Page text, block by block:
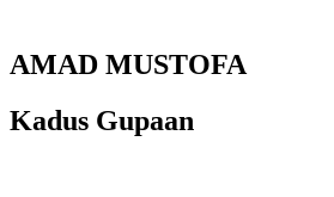
AMAD MUSTOFA
Kadus Gupaan